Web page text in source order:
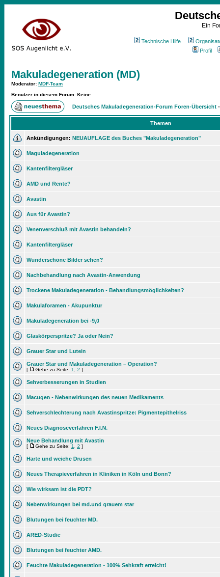
Ein
Technische Hilfe
Profil
Makuladegeneration (MD)
Moderator: MDF-Team
Benutzer in diesem Forum: Keine
Deutsches Makuladegeneration-Forum Foren-Übersicht
Themen
Ankündigungen: NEUAUFLAGE des Buches "Makuladegeneration"
Maguladegeneration
Kantenfiltergläser
AMD und Rente?
Avastin
Aus für Avastin?
Venenverschluß mit Avastin behandeln?
Kantenfiltergläser
Wunderschöne Bilder sehen?
Nachbehandlung nach Avastin-Anwendung
Trockene Makuladegeneration - Behandlungsmöglichkeiten?
Makulaforamen - Akupunktur
Makuladegeneration bei -9,0
Glaskörperspritze? Ja oder Nein?
Grauer Star und Lutein
Grauer Star und Makuladegeneration – Operation?
[ Gehe zu Seite: 1 2 ]
Sehverbesserungen in Studien
Macugen - Nebenwirkungen des neuen Medikaments
Sehverschlechterung nach Avastinspritze: Pigmentepithelriss
Neues Diagnoseverfahren F.I.N.
Neue Behandlung mit Avastin
[ Gehe zu Seite: 1 2 ]
Harte und weiche Drusen
Neues Therapieverfahren in Kliniken in Köln und Bonn?
Wie wirksam ist die PDT?
Nebenwirkungen bei md.und grauem star
Blutungen bei feuchter MD.
ARED-Studie
Blutungen bei feuchter AMD.
Feuchte Makuladegeneration - 100% Sehkraft erreicht!